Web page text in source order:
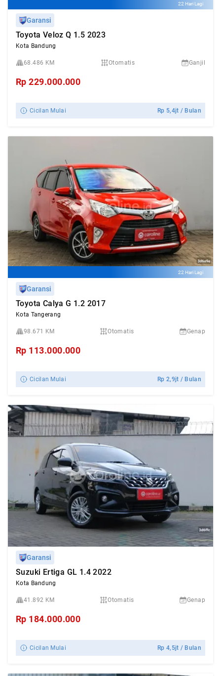
22 Hari Lagi
Garansi
Toyota Veloz Q 1.5 2023
Kota Bandung
68.486 KM Otomatis Ganjil
Rp229.000.000
Cicilan Mulai Rp 5,4jt / Bulan
22 Hari Lagi
Garansi
Toyota Calya G 1.2 2017
Kota Tangerang
98.671 KM Otomatis Genap
Rp 113.000.000
Cicilan Mulai Rp2,9jt / Bulan
Garansi
Suzuki Ertiga GL 1.4 2022
Kota Bandung
41.892 KM Otomatis Genap
Rp 184.000.000
Cicilan Mulai Rp4,5jt / Bulan